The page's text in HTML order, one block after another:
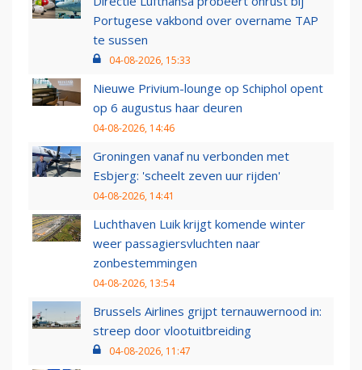
Portugese vakbond over overname TAP
te sussen
04-08-2026, 15:33
Nieuwe Privium-lounge op Schiphol opent
op 6 augustus haar deuren
04-08-2026, 14:46
Groningen vanaf nu verbonden met
Esbjerg: 'scheelt zeven uur rijden'
04-08-2026, 14:41
Luchthaven Luik krijgt komende winter
weer passagiersvluchten naar
zonbestemmingen
04-08-2026, 13:54
Brussels Airlines grijpt ternauwernood in:
streep door vlootuitbreiding
04-08-2026, 11:47